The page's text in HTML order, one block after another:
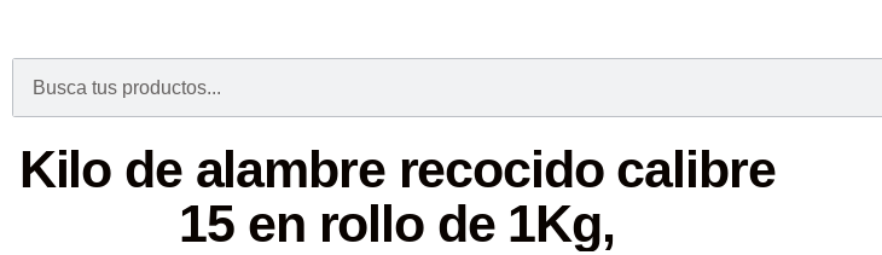
Kilo de alambre recocido calibre
15 en rollo de 1Kg,